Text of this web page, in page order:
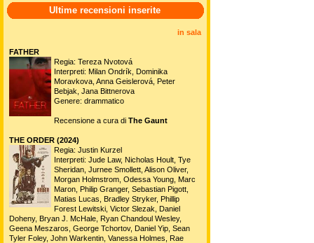
Ultime recensioni inserite
in sala
FATHER
Regia: Tereza Nvotová
Interpreti: Milan Ondrík, Dominika
Moravkova, Anna Geislerová, Peter
Bebjak, Jana Bittnerova
Genere: drammatico
Recensione a cura di The Gaunt
THE ORDER (2024)
Regia: Justin Kurzel
Interpreti: Jude Law, Nicholas Hoult, Tye
Sheridan, Jurnee Smollett, Alison Oliver,
Morgan Holmstrom, Odessa Young, Marc
Maron, Philip Granger, Sebastian Pigott,
Matias Lucas, Bradley Stryker, Phillip
Forest Lewitski, Victor Slezak, Daniel
Doheny, Bryan J. McHale, Ryan Chandoul Wesley,
Geena Meszaros, George Tchortov, Daniel Yip, Sean
Tyler Foley, John Warkentin, Vanessa Holmes, Rae